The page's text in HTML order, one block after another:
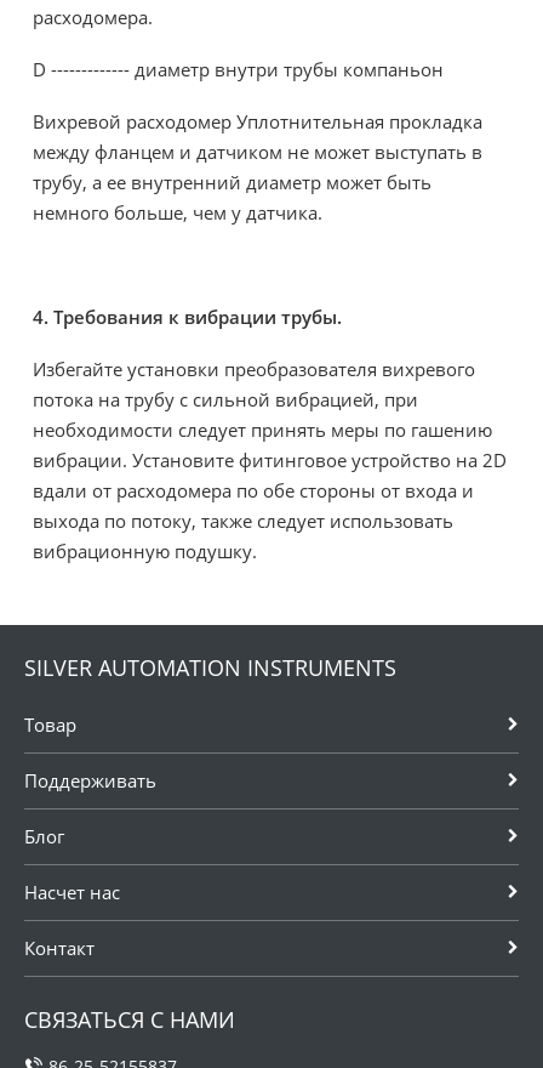
расходомера.
D ------------- диаметр внутри трубы компаньон
Вихревой расходомер Уплотнительная прокладка
между фланцем и датчиком не может выступать в
трубу, а ее внутренний диаметр может быть
немного больше, чем у датчика.
4. Требования к вибрации трубы.
Избегайте установки преобразователя вихревого
потока на трубу с сильной вибрацией, при
необходимости следует принять меры по гашению
вибрации. Установите фитинговое устройство на 2D
вдали от расходомера по обе стороны от входа и
выхода по потоку, также следует использовать
вибрационную подушку.
SILVER AUTOMATION INSTRUMENTS
Товар
Поддерживать
Блог
Насчет нас
Контакт
СВЯЗАТЬСЯ С НАМИ